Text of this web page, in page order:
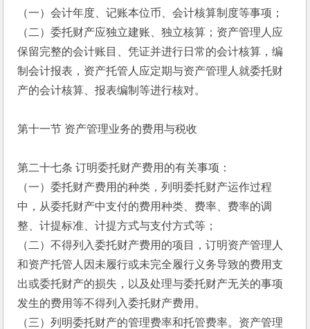
（一）会计年度、记账本位币、会计核算制度等事项；
（二）委托财产应独立建账、独立核算；资产管理人应
保留完整的会计账目、凭证并进行日常的会计核算，编
制会计报表，资产托管人应定期与资产管理人就委托财
产的会计核算、报表编制等进行核对。
第十一节 资产管理业务的费用与税收
第二十七条 订明委托财产费用的有关事项：
（一）委托财产费用的种类，列明委托财产运作过程
中，从委托财产中支付的费用种类、费率、费率的调
整、计提标准、计提方式与支付方式等；
（二）不得列入委托财产费用的项目，订明资产管理人
和资产托管人因未履行或未完全履行义务导致的费用支
出或委托财产的损失，以及处理与委托财产无关的事项
发生的费用等不得列入委托财产费用。
（三）列明委托财产的管理费率和托管费率。资产管理